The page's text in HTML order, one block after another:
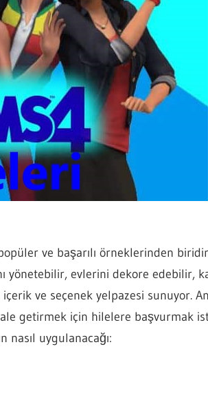
ve başarılı örneklerinden
yönetebilir, evlerini dekore edebilir,
ve seçenek yelpazesi sunuyor.
getirmek için hilelere başvurmak
nasıl uygulanacağı: